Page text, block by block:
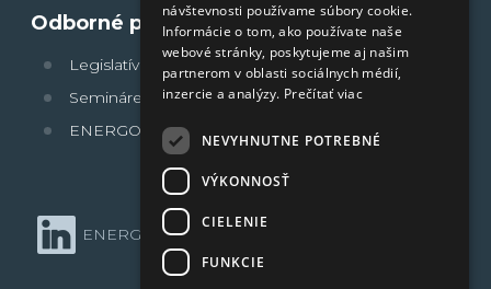
Odborné portály
Legislatívne povinnosti
Semináre sféra
ENERGOFÓRUM
ENERGOKLUB ®
ENGLISH
návštevnosti používame súbory cookie.
Informácie o tom, ako používate naše
webové stránky, poskytujeme aj našim
partnerom v oblasti sociálnych médií,
inzercie a analýzy. Prečítať viac
NEVYHNUTNE POTREBNÉ
VÝKONNOSŤ
CIELENIE
FUNKCIE